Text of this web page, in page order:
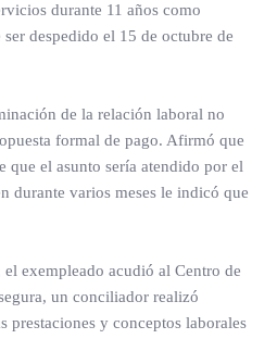
durante 11 años como
despedido el 15 de octubre de
de la relación laboral no
formal de pago. Afirmó que
que el asunto sería atendido por el
durante varios meses le indicó que
exempleado acudió al Centro de
un conciliador realizó
prestaciones y conceptos laborales